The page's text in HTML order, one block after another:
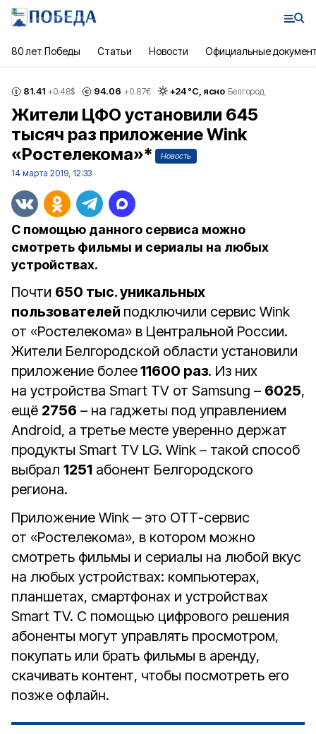
80 лет Победы Статьи Новости Официальные
81.41 +0.48$ 94.06 +0.87€ +24°С, ясно Белгород
Жители ЦФО установили 645
тысяч раз приложение Wink
«Ростелекома»*
Новость
14 марта 2019, 12:33
С помощью данного сервиса можно
смотреть фильмы и сериалы на любых
устройствах.
Почти 650 тыс. уникальных
пользователей подключили сервис Wink
от «Ростелекома» в Центральной России.
Жители Белгородской области установили
приложение более11600 раз. Из них
на устройства Smart TV от Samsung – 6025,
ещё 2756 – на гаджеты под управлением
Android, а третье месте уверенно держат
продукты Smart TV LG. Wink – такой способ
выбрал 1251 абонент Белгородского
региона.
Приложение Wink ‒ это ОТТ-сервис
от «Ростелекома», в котором можно
смотреть фильмы и сериалы на любой вкус
на любых устройствах: компьютерах,
планшетах, смартфонах и устройствах
Smart TV. С помощью цифрового решения
абоненты могут управлять просмотром,
покупать или брать фильмы в аренду,
скачивать контент, чтобы посмотреть его
позже офлайн.